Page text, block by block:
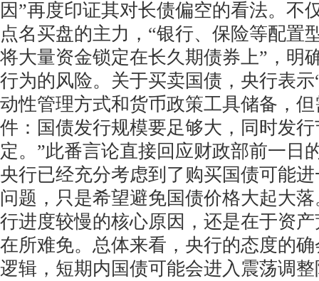
因”再度印证其对长债偏空的看法。不
点名买盘的主力，“银行、保险等配置
将大量资金锁定在长久期债券上”，明
行为的风险。关于买卖国债，央行表
动性管理方式和货币政策工具储备，
件：国债发行规模要足够大，同时发
定。”此番言论直接回应财政部前一日
央行已经充分考虑到了购买国债可能
问题，只是希望避免国债价格大起大
行进度较慢的核心原因，还是在于资
在所难免。总体来看，央行的态度的
逻辑，短期内国债可能会进入震荡调